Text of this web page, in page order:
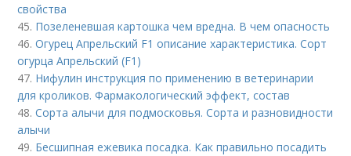
свойства
45. Позеленевшая картошка чем вредна. В чем опасность
46.Огурец Апрельский F1 описание характеристика. Сорт
огурца Апрельский (F1)
47. Нифулин инструкция по применению в ветеринарии
для кроликов. Фармакологический эффект, состав
48.Сорта алычи для подмосковья. Сорта и разновидности
алычи
49. Бесшипная ежевика посадка. Как правильно посадить